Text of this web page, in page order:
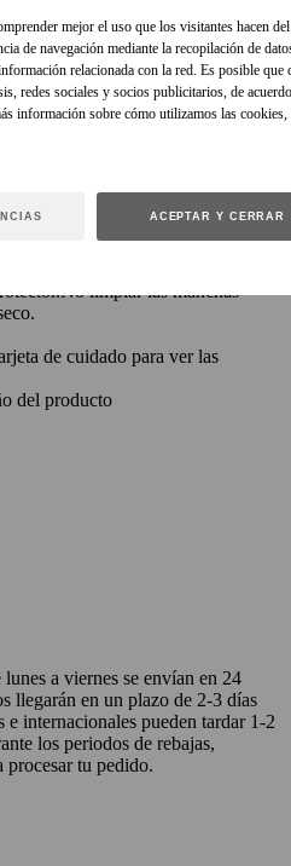
mejor el uso que los visitantes hacen
de navegación mediante la recopilación de
relacionada con la red. Es posible que
redes sociales y socios publicitarios, de
información sobre cómo utilizamos las
ACEPTAR Y CERRAR
recomendamos que elijas la talla
suave.
Retirar los detalles
dejar en remojo, frotar ni escurrir.No
No limpiar las manchas
de cuidado para ver las
a viernes se envían en 24
llegarán en un plazo de 2-3 días
internacionales pueden tardar 1-2
los periodos de rebajas,
procesar tu pedido.